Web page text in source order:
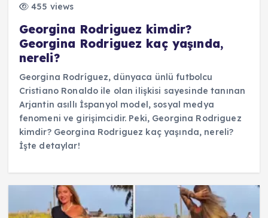
455 views
Georgina Rodriguez kimdir?
Georgina Rodriguez kaç yaşında,
nereli?
Georgina Rodríguez, dünyaca ünlü futbolcu
Cristiano Ronaldo ile olan ilişkisi sayesinde tanınan
Arjantin asıllı İspanyol model, sosyal medya
fenomeni ve girişimcidir. Peki, Georgina Rodriguez
kimdir? Georgina Rodriguez kaç yaşında, nereli?
İşte detaylar!